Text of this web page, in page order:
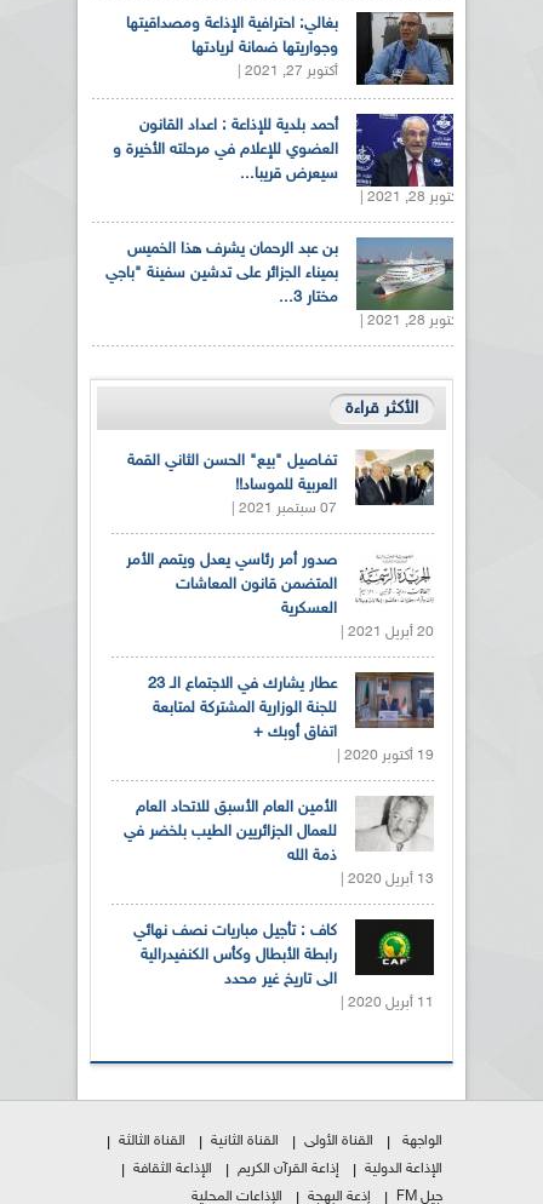
بغالي: احترافية الإذاعة ومصداقيتها
وجواريتها ضمانة لريادتها
أكتوبر 27, 2021 |
أحمد بلدية للإذاعة : اعداد القانون
العضوي للإعلام في مرحلته الأخيرة و
سيعرض قريبا...
أكتوبر 28, 2021 |
بن عبد الرحمان يشرف هذا الخميس
بميناء الجزائر على تدشين سفينة "باجي
مختار 3...
أكتوبر 28, 2021 |
الأكثر قراءة
تفـاصيل "بيع" الحسن الثاني القمة
العربية للموساد!!
07 سبتمبر 2021 |
صدور أمر رئاسي يعدل ويتمم الأمر
المتضمن قانون المعاشات
العسكرية
20 أبريل 2021 |
عطار يشارك في الاجتماع الـ 23
للجنة الوزارية المشتركة لمتابعة
اتفاق أوبك +
19 أكتوبر 2020 |
الأمين العام الأسبق للاتحاد العام
للعمال الجزائريين الطيب بلخضر في
ذمة الله
13 أبريل 2020 |
كاف : تأجيل مباريات نصف نهائي
رابطة الأبطال وكأس الكنفيدرالية
الى تاريخ غير محدد
11 أبريل 2020 |
الواجهة القناة الأولى القناة الثانية
القناة الثالثة
الإذاعة الدولية
إذاعة القرآن الكريم
الإذاعة الثقافة
جيل FM
إذعة البهجة الإذاعات المحلية